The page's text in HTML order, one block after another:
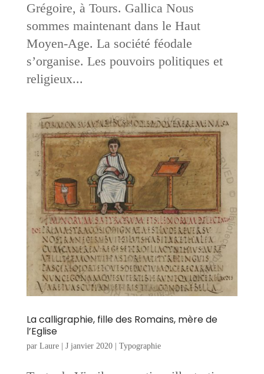
Grégoire, à Tours. Gallica Nous
sommes maintenant dans le Haut
Moyen-Age. La société féodale
s’organise. Les pouvoirs politiques et
religieux...
La calligraphie, fille des Romains, mère de
l’Eglise
par Laure| J janvier 2020| Typographie